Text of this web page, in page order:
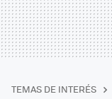
TEMAS DE INTERÉS